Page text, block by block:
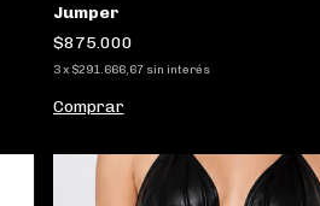
Jumper
$875.000
3 x $291.666,67 sin interés
Comprar